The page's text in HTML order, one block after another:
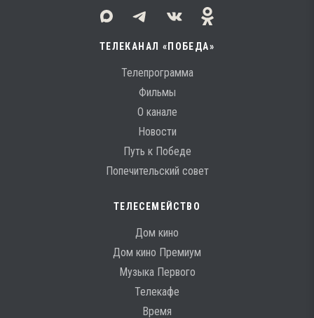
ТЕЛЕКАНАЛ «ПОБЕДА»
Телепрограмма
Фильмы
О канале
Новости
Путь к Победе
Попечительский совет
ТЕЛЕСЕМЕЙСТВО
Дом кино
Дом кино Премиум
Музыка Первого
Телекафе
Время